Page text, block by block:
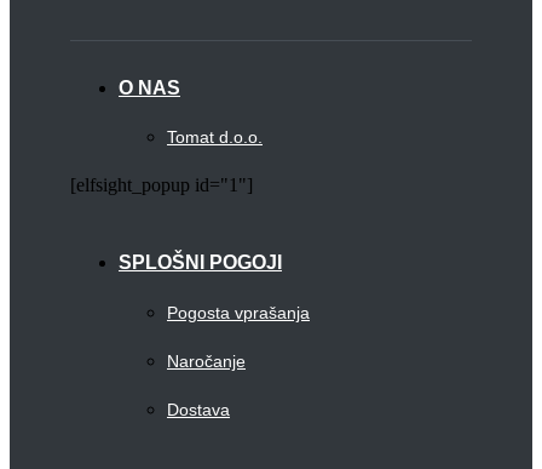
O NAS
Tomat d.o.o.
[elfsight_popup id="1"]
SPLOŠNI POGOJI
Pogosta vprašanja
Naročanje
Dostava